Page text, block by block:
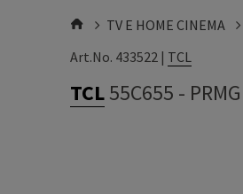
TV E HOME CINEMA
Art.No. 433522 | TCL
TCL55C655 -